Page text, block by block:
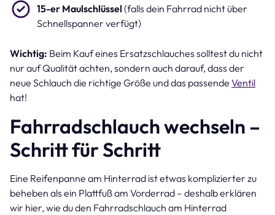
15-er Maulschlüssel (falls dein Fahrrad nicht über
Schnellspanner verfügt)
Wichtig: Beim Kauf eines Ersatzschlauches solltest du nicht
nur auf Qualität achten, sondern auch darauf, dass der
neue Schlauch die richtige Größe und das passende Ventil
hat!
Fahrradschlauch wechseln –
Schritt für Schritt
Eine Reifenpanne am Hinterrad ist etwas komplizierter zu
beheben als ein Plattfuß am Vorderrad – deshalb erklären
wir hier, wie du den Fahrradschlauch am Hinterrad